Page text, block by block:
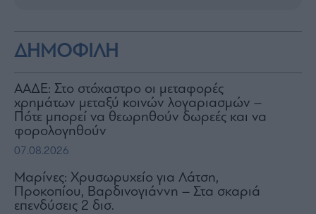
ΔΗΜΟΦΙΛΗ
ΑΑΔΕ: Στο στόχαστρο οι μεταφορές
χρημάτων μεταξύ κοινών λογαριασμών –
Πότε μπορεί να θεωρηθούν δωρεές και να
φορολογηθούν
07.08.2026
Μαρίνες: Χρυσωρυχείο για Λάτση,
Προκοπίου, Βαρδινογιάννη – Στα σκαριά
επενδύσεις 2 δισ.